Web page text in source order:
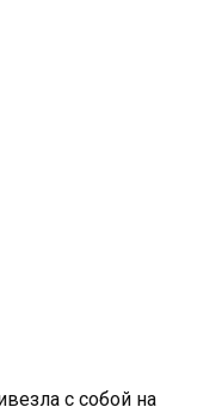
с собой на